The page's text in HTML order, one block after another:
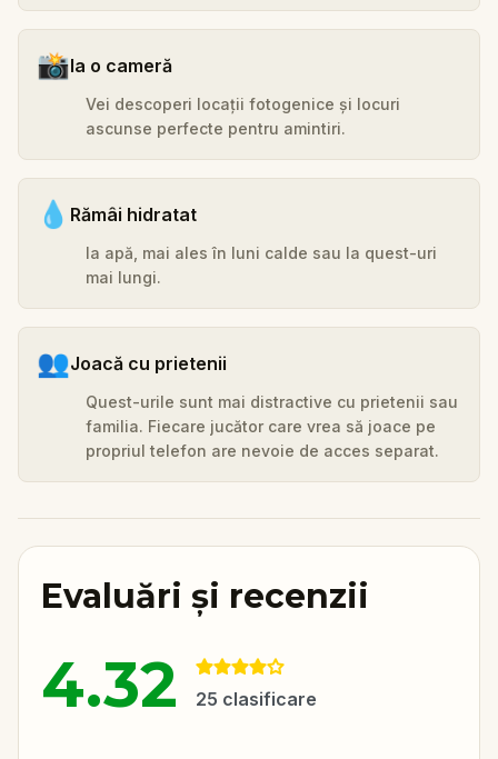
📸Ia o cameră
Vei descoperi locații fotogenice și locuri
ascunse perfecte pentru amintiri.
💧 Rămâi hidratat
Ia apă, mai ales în luni calde sau la quest-uri
mai lungi.
👥Joacă cu prietenii
Quest-urile sunt mai distractive cu prietenii sau
familia. Fiecare jucător care vrea să joace pe
propriul telefon are nevoie de acces separat.
Evaluări și recenzii
4.32 25 clasificare